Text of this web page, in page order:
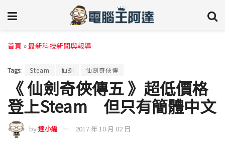
首頁 »最新科技新聞與報導
Tags: Steam 仙劍 仙劍奇俠傳
《 仙劍奇俠傳五 》超低價格
登上Steam 但只有簡體中文
by達小編 2017 年 10 月 02 日